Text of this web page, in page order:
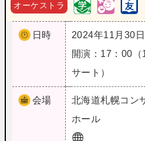
オーケストラ
日時
2024年11月30日
開演：17：00
サート）
会場 北海道札幌コン
ホール